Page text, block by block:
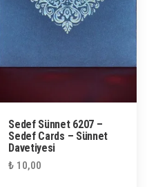
Sedef Sünnet 6207 –
Sedef Cards – Sünnet
Davetiyesi
₺ 10,00